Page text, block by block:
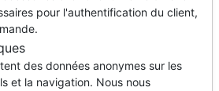
pour l'authentification du client,
des données anonymes sur les
et la navigation. Nous nous